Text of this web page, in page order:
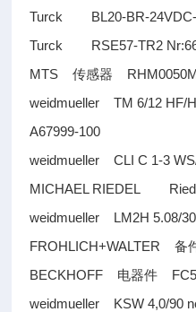
Turck BL20-BR-
Turck RSE57-TR2
MTS传感器
weidmueller TM 6/12 HF/
A67999-100
weidmueller CLI C 1-3
MICHAEL RIEDEL
weidmueller LM2H 5.08/
FROHLICH+WALTER备
BECKHOFF 电器件
weidmueller KSW 4,0/90